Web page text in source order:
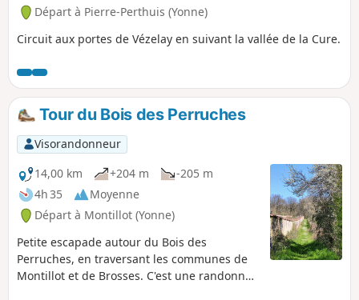
Départ à Pierre-Perthuis (Yonne)
Circuit aux portes de Vézelay en suivant la vallée de la Cure.
Tour du Bois des Perruches
Visorandonneur
14,00 km
+204 m
-205 m
4h 35
Moyenne
Départ à Montillot (Yonne)
Petite escapade autour du Bois des
Perruches, en traversant les communes de
Montillot et de Brosses. C'est une randonnée